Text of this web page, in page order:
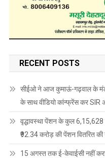
RECENT POSTS
सीईओ ने आज कुमाऊं-गढ़वाल के
के साथ वीडियो कांन्फ्रेंस कर SIR
वृद्धावस्था पेंशन के कुल 6,15,628
₹92.34 करोड़ की पेंशन वितरित की
15 अगस्त तक ई-केवाईसी नहीं